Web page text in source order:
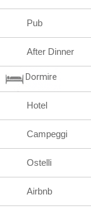
Pub
After Dinner
Dormire
Hotel
Campeggi
Ostelli
Airbnb